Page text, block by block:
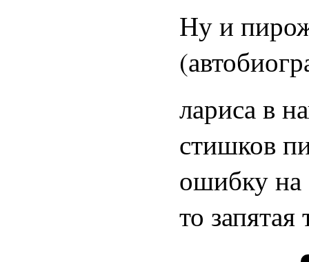
Ну и
лариса в
стишков
ошибку
то